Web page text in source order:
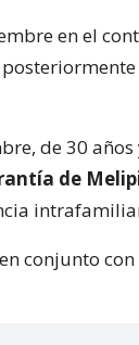
en el
de 30 años
de
conjunto con